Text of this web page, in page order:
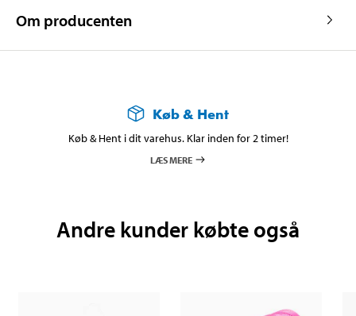
Om producenten
Køb & Hent
Køb & Hent i dit varehus. Klar inden for 2 timer!
LÆS MERE
Andre kunder købte også